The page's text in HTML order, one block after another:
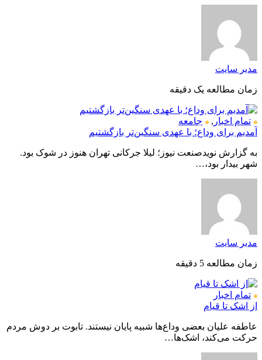
مدیر سایت
زمان مطالعه یک دقیقه
تمام اخبار ,
جامعه
آمدیم برای وداع؛ با عهدی سنگین‌تر بازگشتیم
به گزارش نویدصنعت نیوز؛ لیلا جرکانی تهران هنوز در شوک بود.
شهر بیدار بود،…
مدیر سایت
زمان مطالعه 5 دقیقه
تمام اخبار
از اشک تا قیام
عاطفه علیان بعضی وداع‌ها شبیه پایان نیستند. تابوت بر دوش مردم
حرکت می‌کند، اشک‌ها…